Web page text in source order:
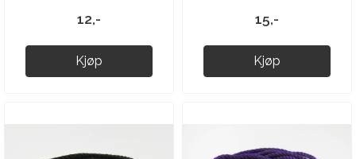
12,-
Kjøp
15,-
Kjøp